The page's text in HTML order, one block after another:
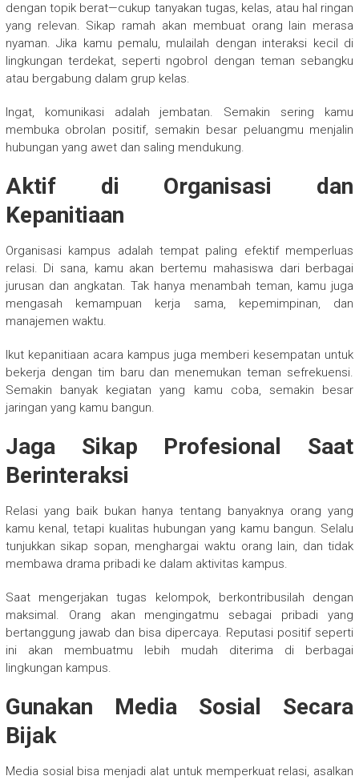
dengan topik berat—cukup tanyakan tugas, kelas, atau hal ringan
yang relevan. Sikap ramah akan membuat orang lain merasa
nyaman. Jika kamu pemalu, mulailah dengan interaksi kecil di
lingkungan terdekat, seperti ngobrol dengan teman sebangku
atau bergabung dalam grup kelas.
Ingat, komunikasi adalah jembatan. Semakin sering kamu
membuka obrolan positif, semakin besar peluangmu menjalin
hubungan yang awet dan saling mendukung.
Aktif di Organisasi dan
Kepanitiaan
Organisasi kampus adalah tempat paling efektif memperluas
relasi. Di sana, kamu akan bertemu mahasiswa dari berbagai
jurusan dan angkatan. Tak hanya menambah teman, kamu juga
mengasah kemampuan kerja sama, kepemimpinan, dan
manajemen waktu.
Ikut kepanitiaan acara kampus juga memberi kesempatan untuk
bekerja dengan tim baru dan menemukan teman sefrekuensi.
Semakin banyak kegiatan yang kamu coba, semakin besar
jaringan yang kamu bangun.
Jaga Sikap Profesional Saat
Berinteraksi
Relasi yang baik bukan hanya tentang banyaknya orang yang
kamu kenal, tetapi kualitas hubungan yang kamu bangun. Selalu
tunjukkan sikap sopan, menghargai waktu orang lain, dan tidak
membawa drama pribadi ke dalam aktivitas kampus.
Saat mengerjakan tugas kelompok, berkontribusilah dengan
maksimal. Orang akan mengingatmu sebagai pribadi yang
bertanggung jawab dan bisa dipercaya. Reputasi positif seperti
ini akan membuatmu lebih mudah diterima di berbagai
lingkungan kampus.
Gunakan Media Sosial Secara
Bijak
Media sosial bisa menjadi alat untuk memperkuat relasi, asalkan